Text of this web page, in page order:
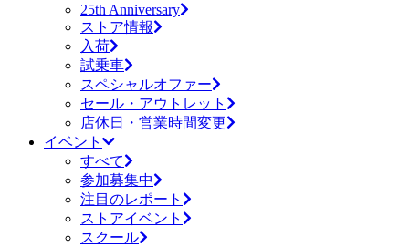
25th Anniversary
ストア情報
入荷
試乗車
スペシャルオファー
セール・アウトレット
店休日・営業時間変更
イベント
すべて
参加募集中
注目のレポート
ストアイベント
スクール